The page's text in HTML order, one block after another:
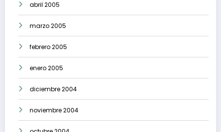
abril 2005
marzo 2005
febrero 2005
enero 2005
diciembre 2004
noviembre 2004